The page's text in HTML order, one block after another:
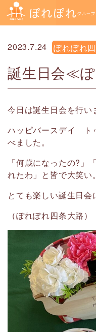
2023.7.24 ぽれぽれ
誕生日会≪
今日は誕生日会を行い
ハッピバースデイ ト
べました。
「何歳になったの?」
れたわ」と皆で大笑い。
とても楽しい誕生日会
（ぽれぽれ四条大路）